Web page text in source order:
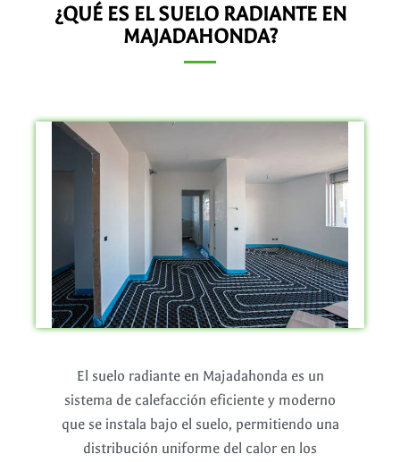
¿QUÉ ES EL SUELO RADIANTE EN
MAJADAHONDA?
El suelo radiante en Majadahonda es un
sistema de calefacción eficiente y moderno
que se instala bajo el suelo, permitiendo una
distribución uniforme del calor en los